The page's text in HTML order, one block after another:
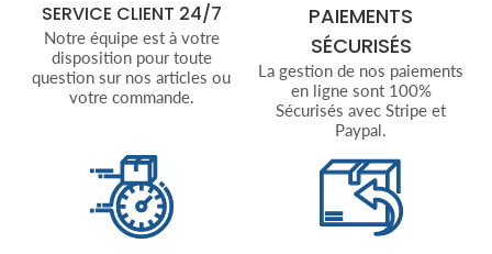
SERVICE CLIENT 24/7
Notre équipe est à votre
disposition pour toute
question sur nos articles ou
votre commande.
PAIEMENTS
SÉCURISÉS
La gestion de nos paiements
en ligne sont 100%
Sécurisés avec Stripe et
Paypal.